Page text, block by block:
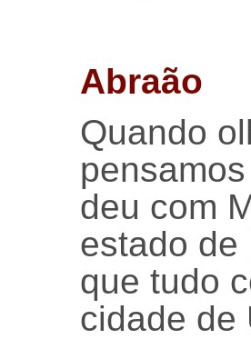
Abraão
Quando
deu com
estado de
que tudo
cidade de